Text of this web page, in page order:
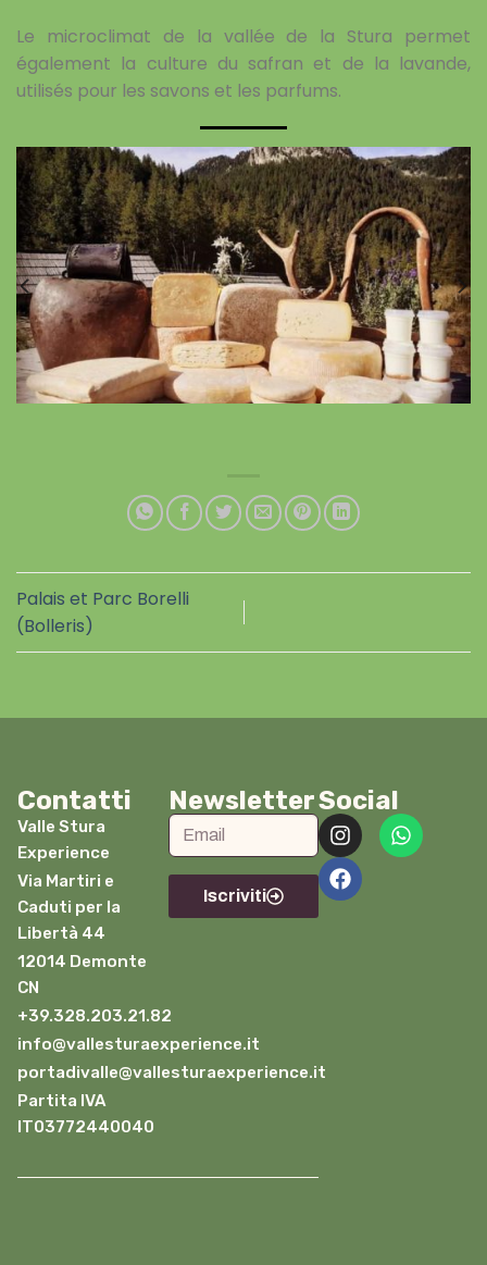
Le microclimat de la vallée de la Stura permet
également la culture du safran et de la lavande,
utilisés pour les savons et les parfums.
Palais et Parc Borelli
(Bolleris)
Contatti
Valle Stura
Experience
Via Martiri e
Caduti per la
Libertà 44
12014 Demonte
CN
+39.328.203.21.82
info@vallesturaexperience.it
portadivalle@vallesturaexperience.it
Partita IVA
IT03772440040
Newsletter
Iscriviti
Social